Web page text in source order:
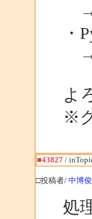
・
よ
※
■43827/
□投稿者/ 中博俊
処